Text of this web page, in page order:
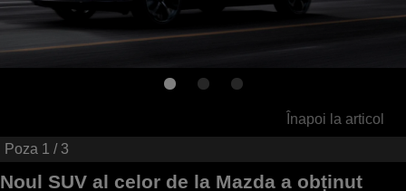
Înapoi la articol
Poza 1 / 3
Noul SUV al celor de la Mazda a obținut